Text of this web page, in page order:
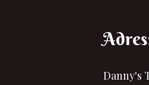
Danny's